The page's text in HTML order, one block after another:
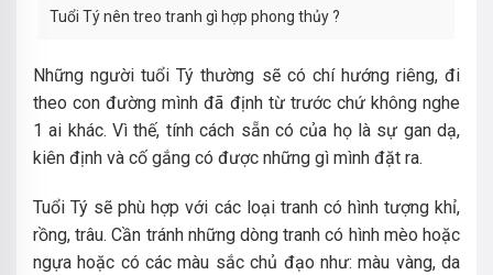
Tuổi Tý nên treo tranh gì hợp phong thủy ?
Những người tuổi Tý thường sẽ có chí hướng riêng, đi
theo con đường mình đã định từ trước chứ không nghe
1 ai khác. Vì thế, tính cách sẵn có của họ là sự gan dạ,
kiên định và cố gắng có được những gì mình đặt ra.
Tuổi Tý sẽ phù hợp với các loại tranh có hình tượng khỉ,
rồng, trâu. Cần tránh những dòng tranh có hình mèo hoặc
ngựa hoặc có các màu sắc chủ đạo như: màu vàng, da